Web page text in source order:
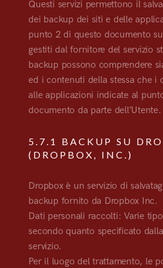
Questi servizi permettono il
dei backup dei siti e delle
punto 2 di questo documento
gestiti dal fornitore del servizio
backup possono comprendere
ed i contenuti della stessa che i
alle applicazioni indicate al
documento da parte dell’Utente.
5.7.1 BACKUP SU
(DROPBOX, INC.)
Dropbox è un servizio di
backup fornito da Dropbox Inc.
Dati personali raccolti: Varie
secondo quanto specificato
servizio.
Per il luogo del trattamento, le